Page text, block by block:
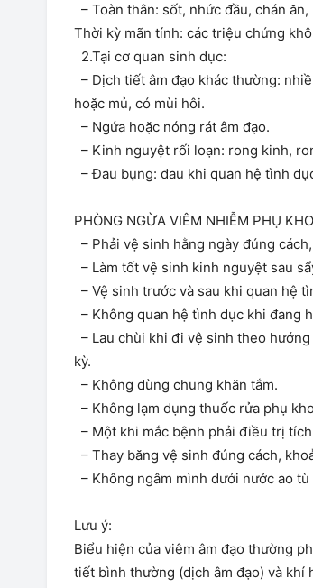
– Toàn thân: sốt, nhức đầu, chán ăn,
Thời kỳ mãn tính: các triệu chứng
2.Tại cơ quan sinh dục:
– Dịch tiết âm đạo khác thường:
hoặc mủ, có mùi hôi.
– Ngứa hoặc nóng rát âm đạo.
– Kinh nguyệt rối loạn: rong kinh,
– Đau bụng: đau khi quan hệ tình
PHÒNG NGỪA VIÊM NHIỄM PHỤ
– Phải vệ sinh hằng ngày đúng
– Làm tốt vệ sinh kinh nguyệt sau
– Vệ sinh trước và sau khi quan hệ
– Không quan hệ tình dục khi đang
– Lau chùi khi đi vệ sinh theo
kỳ.
– Không dùng chung khăn tắm.
– Không lạm dụng thuốc rửa phụ
– Một khi mắc bệnh phải điều trị
– Thay băng vệ sinh đúng cách,
– Không ngâm mình dưới nước ao
Lưu ý:
Biểu hiện của viêm âm đạo thường
tiết bình thường (dịch âm đạo) và khí